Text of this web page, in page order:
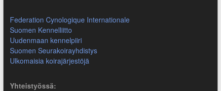
Federation Cynologique Internationale
Suomen Kennelliitto
Uudenmaan kennelpiiri
Suomen Seurakoirayhdistys
Ulkomaisia koirajärjestöjä
Yhteistyössä: